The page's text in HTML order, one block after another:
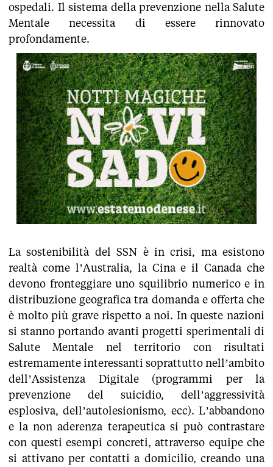
ospedali. Il sistema della prevenzione nella Salute
Mentale necessita di essere rinnovato
profondamente.
La sostenibilità del SSN è in crisi, ma esistono
realtà come l’Australia, la Cina e il Canada che
devono fronteggiare uno squilibrio numerico e in
distribuzione geografica tra domanda e offerta che
è molto più grave rispetto a noi. In queste nazioni
si stanno portando avanti progetti sperimentali di
Salute Mentale nel territorio con risultati
estremamente interessanti soprattutto nell’ambito
dell’Assistenza Digitale (programmi per la
prevenzione del suicidio, dell’aggressività
esplosiva, dell’autolesionismo, ecc). L’abbandono
e la non aderenza terapeutica si può contrastare
con questi esempi concreti, attraverso equipe che
si attivano per contatti a domicilio, creando una